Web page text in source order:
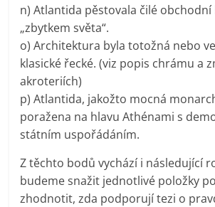
n) Atlantida pěstovala čilé obchodní
„zbytkem světa“.
o) Architektura byla totožná nebo
klasické řecké. (viz popis chrámu a
akroteriích)
p) Atlantida, jakožto mocná
poražena na hlavu Athénami s
státním uspořádáním.
Z těchto bodů vychází i následující
budeme snažit jednotlivé položky
zhodnotit, zda podporují tezi o